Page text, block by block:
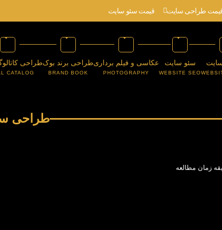
طراحی سایت قیمت سئو سایت
سئو سایت
WEBSITE SEO
عکاسی و فیلم برداری
PHOTOGRAPHY
طراحی برند بوک
BRAND BOOK
طراحی
CATALOG
طراحی